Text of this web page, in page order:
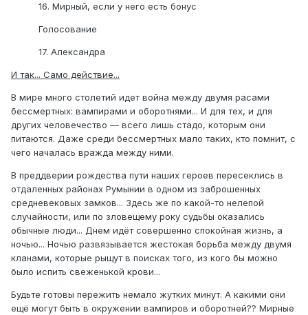
16. Мирный, если у него есть бонус
Голосование
17. Александра
И так... Само действие...
В мире много столетий идет война между двумя расами
бессмертных: вампирами и оборотнями... И для тех, и для
других человечество — всего лишь стадо, которым они
питаются. Даже среди бессмертных мало таких, кто помнит, с
чего началась вражда между ними.
В преддверии рождества пути наших героев пересеклись в
отдаленных районах Румынии в одном из заброшенных
средневековых замков... Здесь же по какой-то нелепой
случайности, или по зловещему року судьбы оказались
обычные люди... Днем идёт совершенно спокойная жизнь, а
ночью... Ночью развязывается жестокая борьба между двумя
кланами, которые рыщут в поисках того, из кого бы можно
было испить свеженькой крови...
Будьте готовы пережить немало жутких минут. А какими они
ещё могут быть в окружении вампиров и оборотней?? Мирные